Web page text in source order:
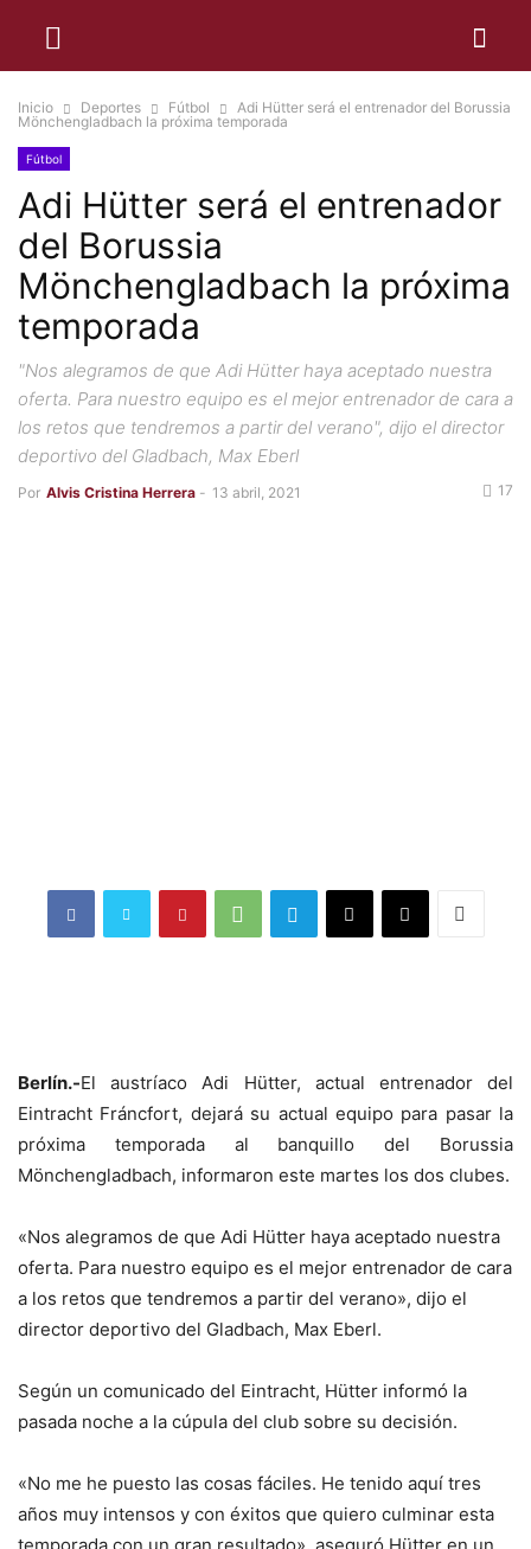
Inicio Deportes Fútbol
Adi Hütter será el entrenador del Borussia
Mönchengladbach la próxima temporada
Fútbol
Adi Hütter será el entrenador
del Borussia
Mönchengladbach la próxima
temporada
"Nos alegramos de que Adi Hütter haya aceptado nuestra
oferta. Para nuestro equipo es el mejor entrenador de cara a
los retos que tendremos a partir del verano", dijo el director
deportivo del Gladbach, Max Eberl
Por Alvis Cristina Herrera - 13 abril, 2021 17
Berlín.-El austríaco Adi Hütter, actual entrenador del
Eintracht Fráncfort, dejará su actual equipo para pasar la
próxima temporada al banquillo del Borussia
Mönchengladbach, informaron este martes los dos clubes.
«Nos alegramos de que Adi Hütter haya aceptado nuestra
oferta. Para nuestro equipo es el mejor entrenador de cara
a los retos que tendremos a partir del verano», dijo el
director deportivo del Gladbach, Max Eberl.
Según un comunicado del Eintracht, Hütter informó la
pasada noche a la cúpula del club sobre su decisión.
«No me he puesto las cosas fáciles. He tenido aquí tres
años muy intensos y con éxitos que quiero culminar esta